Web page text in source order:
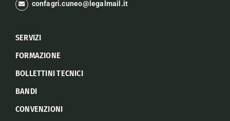
confagri.cuneo@legalmail.it
SERVIZI
FORMAZIONE
BOLLETTINI TECNICI
BANDI
CONVENZIONI